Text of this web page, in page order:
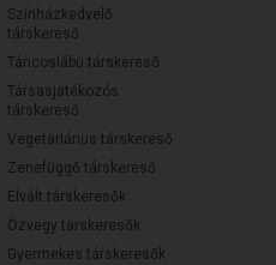
Színházkedvelő
társkereső
Táncoslábú társkereső
Társasjátékozós
társkereső
Vegetáriánus társkereső
Zenefüggő társkereső
Elvált társkeresők
Özvegy társkeresők
Gyermekes társkeresők